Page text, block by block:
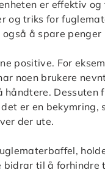
er effektiv
og triks for
å spare
positive. For
noen brukere
Dessuten
er en bekymring,
der ute.
til å forhindre